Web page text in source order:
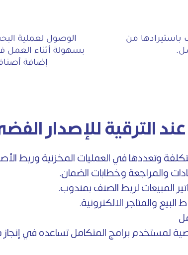
باستيرادها من
الوصول لعملية
بسهولة أثناء العمل
إضافة
الترقية للإصدار
وتعددها في العمليات المخزنية وربط
والمراجعة وخطابات الضمان.
المبيعات لربط الصنف بمندوب.
البيع والمتاجر الالكترونية.
لمستخدم برامج المتكامل تساعده في إنجاز